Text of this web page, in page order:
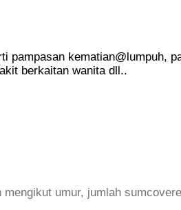
pampasan kematian@lumpuh,
berkaitan wanita dll..
umur, jumlah